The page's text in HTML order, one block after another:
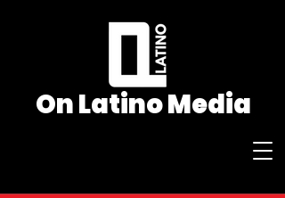
On Latino Media